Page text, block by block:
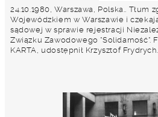
24.10.1980, Warszawa, Polska.. Tłum
Wojewódzkiem w Warszawie i
sądowej w sprawie rejestracji
Związku Zawodowego "Solidarność".
KARTA, udostępnił Krzysztof Frydrych.